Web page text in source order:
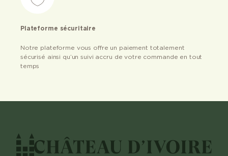
Plateforme sécuritaire
Notre plateforme vous offre un paiement totalement
sécurisé ainsi qu’un suivi accru de votre commande en tout
temps